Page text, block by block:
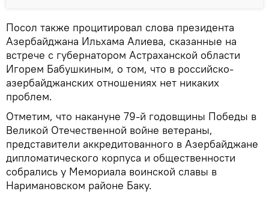
Посол также процитировал слова президента
Азербайджана Ильхама Алиева, сказанные на
встрече с губернатором Астраханской области
Игорем Бабушкиным, о том, что в российско-
азербайджанских отношениях нет никаких
проблем.
Отметим, что накануне 79-й годовщины Победы в
Великой Отечественной войне ветераны,
представители аккредитованного в Азербайджане
дипломатического корпуса и общественности
собрались у Мемориала воинской славы в
Наримановском районе Баку.